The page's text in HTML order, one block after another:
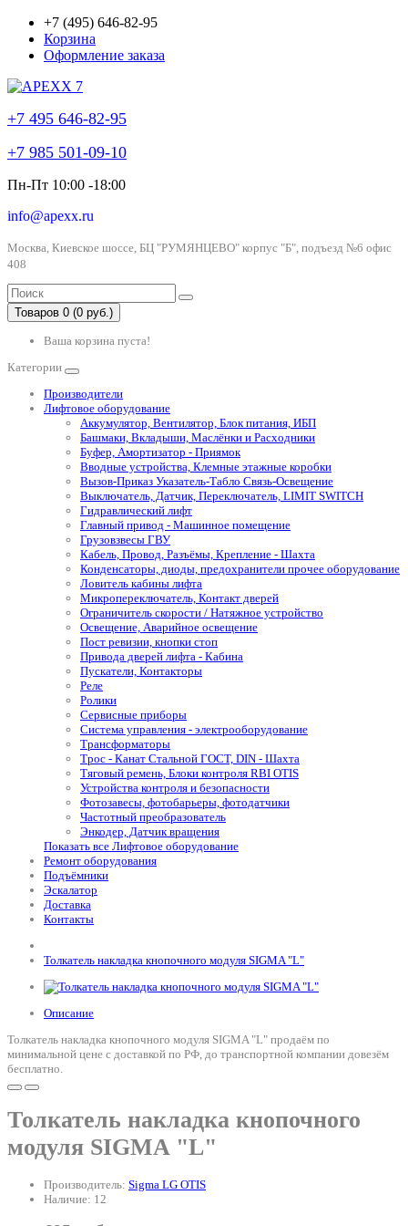
+7 (495) 646-82-95
Корзина
Оформление заказа
+7 495 646-82-95
+7 985 501-09-10
Пн-Пт 10:00 -18:00
info@apexx.ru
Москва, Киевское шоссе, БЦ "РУМЯНЦЕВО" корпус "Б", подъезд №6 офис
408
Товаров 0 (0 руб.)
Ваша корзина пуста!
Категории
Производители
Лифтовое оборудование
Аккумулятор, Вентилятор, Блок питания, ИБП
Башмаки, Вкладыши, Маслёнки и Расходники
Буфер, Амортизатор - Приямок
Вводные устройства, Клемные этажные коробки
Вызов-Приказ Указатель-Табло Связь-Освещение
Выключатель, Датчик, Переключатель, LIMIT SWITCH
Гидравлический лифт
Главный привод - Машинное помещение
Грузовзвесы ГВУ
Кабель, Провод, Разъёмы, Крепление - Шахта
Конденсаторы, диоды, предохранители прочее оборудование
Ловитель кабины лифта
Микропереключатель, Контакт дверей
Ограничитель скорости / Натяжное устройство
Освещение, Аварийное освещение
Пост ревизии, кнопки стоп
Привода дверей лифта - Кабина
Пускатели, Контакторы
Реле
Ролики
Сервисные приборы
Система управления - электрооборудование
Трансформаторы
Трос - Канат Стальной ГОСТ, DIN - Шахта
Тяговый ремень, Блоки контроля RBI OTIS
Устройства контроля и безопасности
Фотозавесы, фотобарьеры, фотодатчики
Частотный преобразователь
Энкодер, Датчик вращения
Показать все Лифтовое оборудование
Ремонт оборудования
Подъёмники
Эскалатор
Доставка
Контакты
Толкатель накладка кнопочного модуля SIGMA "L"
Описание
Толкатель накладка кнопочного модуля SIGMA "L" продаём по
минимальной цене с доставкой по РФ, до транспортной компании довезём
бесплатно.
Толкатель накладка кнопочного
модуля SIGMA "L"
Производитель: Sigma LG OTIS
Наличие: 12